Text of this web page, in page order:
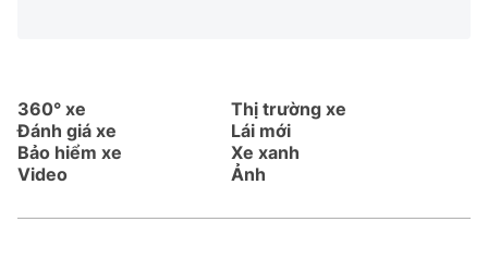
360° xe
Thị trường xe
Đánh giá xe
Lái mới
Bảo hiểm xe
Xe xanh
Video
Ảnh